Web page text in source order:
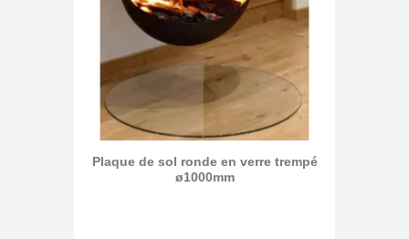
Plaque de sol ronde en verre trempé
ø1000mm